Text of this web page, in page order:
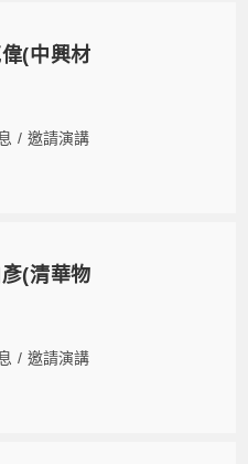
(中興材
/ 邀請演講
(清華物
/ 邀請演講